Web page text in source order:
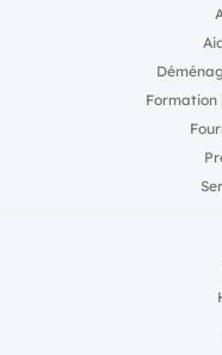
Formation